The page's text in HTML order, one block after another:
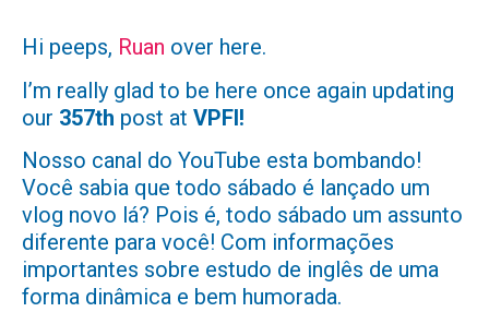
Hi peeps, Ruan over here.
I’m really glad to be here once again updating
our 357th post at VPFI!
Nosso canal do YouTube esta bombando!
Você sabia que todo sábado é lançado um
vlog novo lá? Pois é, todo sábado um assunto
diferente para você! Com informações
importantes sobre estudo de inglês de uma
forma dinâmica e bem humorada.